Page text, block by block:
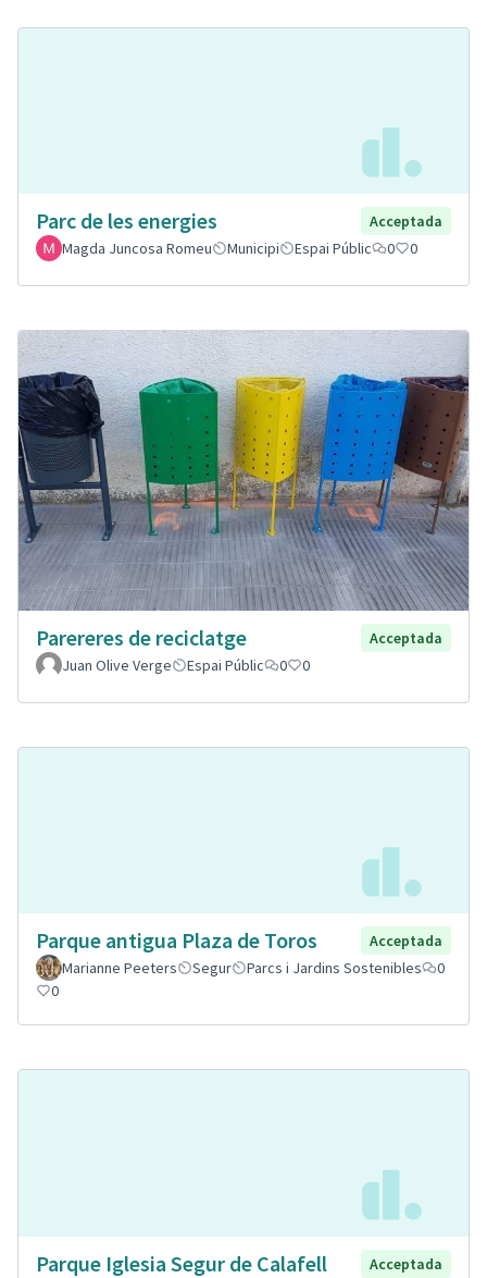
Parc de les energies
Acceptada
Magda Juncosa Romeu
Municipi Espai Públic 0 0
Parereres de reciclatge
Acceptada
Juan Olive Verge
Espai Públic 0 0
Parque antigua Plaza de Toros
Acceptada
Marianne Peeters
Segur Parcs i Jardins Sostenibles
0
0
Parque Iglesia Segur de Calafell
Acceptada